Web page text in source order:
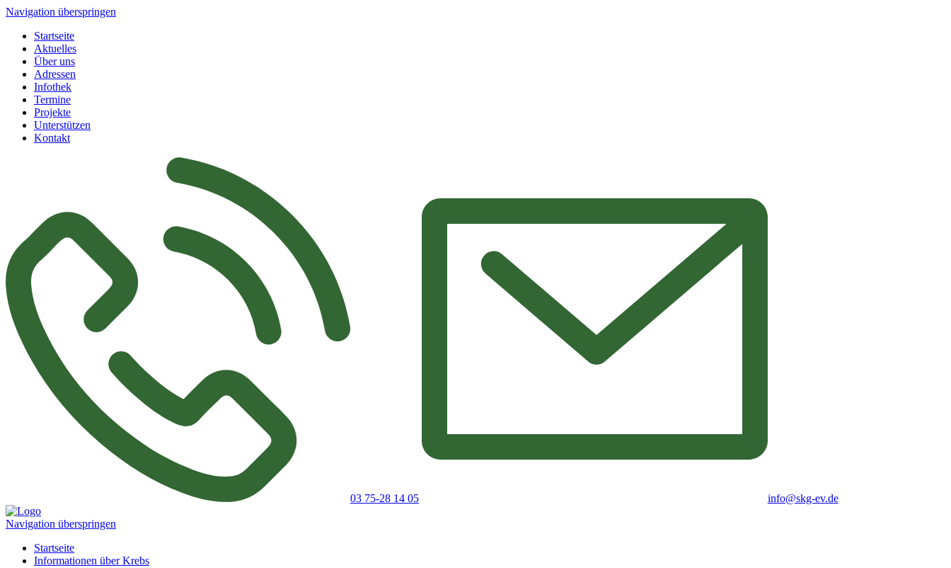
Navigation überspringen
Startseite
Aktuelles
Über uns
Adressen
Infothek
Termine
Projekte
Unterstützen
Kontakt
03 75-28 14 05 info@skg-ev.de
Navigation überspringen
Startseite
Informationen über Krebs